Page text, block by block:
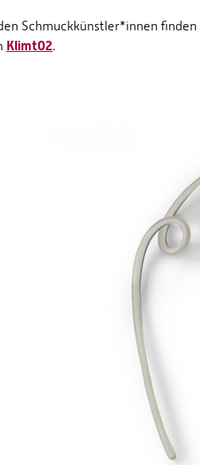
Schmuckkünstler*innen
Klimt02.